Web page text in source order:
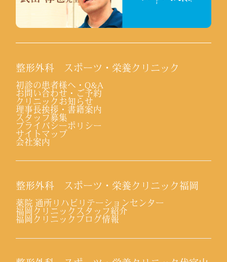
整形外科 スポーツ・栄養クリニック
初診の患者様へ・Q&A
お問い合わせ・ご予約
クリニックお知らせ
理事長挨拶・書籍案内
スタッフ募集
プライバシーポリシー
サイトマップ
会社案内
整形外科 スポーツ・栄養クリニック福岡
薬院 通所リハビリテーションセンター
福岡クリニックスタッフ紹介
福岡クリニックブログ情報